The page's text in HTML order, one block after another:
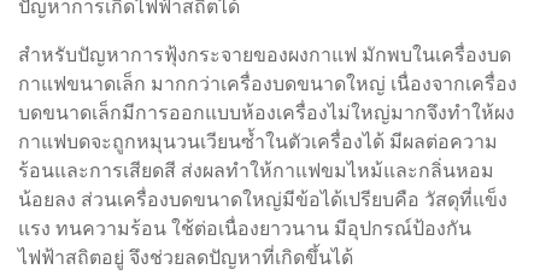
ปัญหาการเกิดไฟฟ้าสถิตได้
สำหรับปัญหาการฟุ้งกระจายของผงกาแฟ มักพบในเครื่องบด
กาแฟขนาดเล็ก มากกว่าเครื่องบดขนาดใหญ่ เนื่องจากเครื่อง
บดขนาดเล็กมีการออกแบบห้องเครื่องไม่ใหญ่มากจึงทำให้ผง
กาแฟบดจะถูกหมุนวนเวียนซ้ำในตัวเครื่องได้ มีผลต่อความ
ร้อนและการเสียดสี ส่งผลทำให้กาแฟขมไหม้และกลิ่นหอม
น้อยลง ส่วนเครื่องบดขนาดใหญ่มีข้อได้เปรียบคือ วัสดุที่แข็ง
แรง ทนความร้อน ใช้ต่อเนื่องยาวนาน มีอุปกรณ์ป้องกัน
ไฟฟ้าสถิตอยู่ จึงช่วยลดปัญหาที่เกิดขึ้นได้